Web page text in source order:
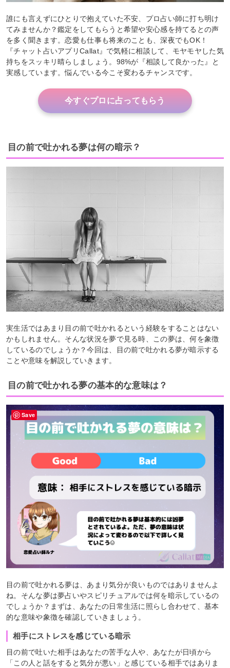
誰にも言えずにひとりで抱えていた不安、プロ占い師に打ち明け
てみませんか？鑑定をしてもらうと希望や安心感を持てるとの声
を多く聞きます。恋愛も仕事も将来のことも、深夜でもOK！
『チャット占いアプリCallat』で気軽に相談して、モヤモヤした気
持ちをスッキリ晴らしましょう。98%が『相談して良かった』と
実感しています。悩んでいる今こそ変わるチャンスです。
今すぐプロに占ってもらう
目の前で吐かれる夢は何の暗示？
実生活ではあまり目の前で吐かれるという経験をすることはない
かもしれません。そんな状況を夢で見る時、この夢は、何を象徴
しているのでしょうか？今回は、目の前で吐かれる夢が暗示する
ことや意味を解説していきます。
目の前で吐かれる夢の基本的な意味は？
目の前で吐かれる夢は、あまり気分が良いものではありませんよ
ね。そんな夢は夢占いやスピリチュアルでは何を暗示しているの
でしょうか？まずは、あなたの日常生活に照らし合わせて、基本
的な意味や象徴を確認していきましょう。
相手にストレスを感じている暗示
目の前で吐いた相手はあなたの苦手な人や、あなたが日頃から
「この人と話をすると気分が悪い」と感じている相手ではありま
Save